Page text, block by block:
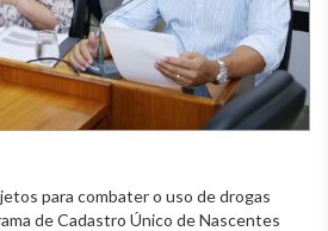
para combater o uso de drogas
de Cadastro Único de Nascentes